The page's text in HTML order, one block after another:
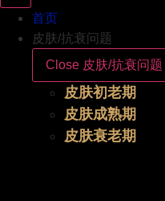
首页
皮肤/抗衰问题
Close 皮肤/抗衰问题
皮肤初老期
皮肤成熟期
皮肤衰老期